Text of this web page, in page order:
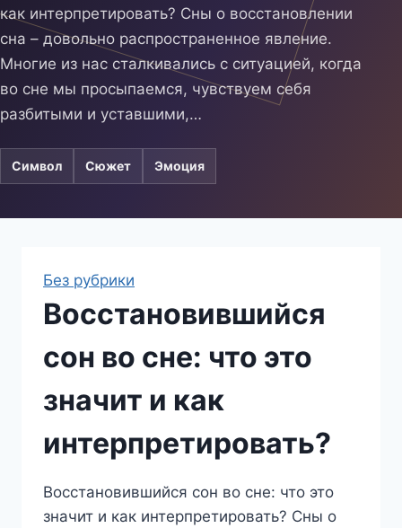
как интерпретировать? Сны о восстановлении
сна – довольно распространенное явление.
Многие из нас сталкивались с ситуацией, когда
во сне мы просыпаемся, чувствуем себя
разбитыми и уставшими,…
Символ Сюжет Эмоция
Без рубрики
Восстановившийся
сон во сне: что это
значит и как
интерпретировать?
Восстановившийся сон во сне: что это
значит и как интерпретировать? Сны о